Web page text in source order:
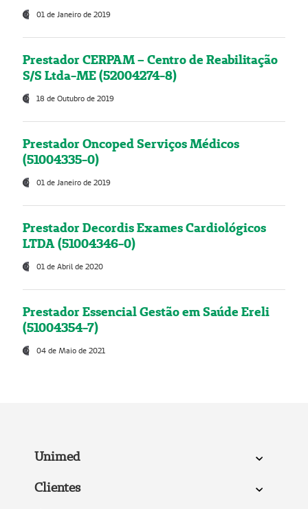
01 de Janeiro de 2019
Prestador CERPAM – Centro de Reabilitação
S/S Ltda-ME (52004274-8)
18 de Outubro de 2019
Prestador Oncoped Serviços Médicos
(51004335-0)
01 de Janeiro de 2019
Prestador Decordis Exames Cardiológicos
LTDA (51004346-0)
01 de Abril de 2020
Prestador Essencial Gestão em Saúde Ereli
(51004354-7)
04 de Maio de 2021
Unimed
Clientes